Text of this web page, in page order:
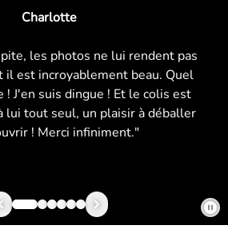
Charlotte
les photos ne lui rendent pas
est incroyablement beau. Quel
! J'en suis dingue ! Et le colis est
lui tout seul, un plaisir à déballer
! Merci infiniment."